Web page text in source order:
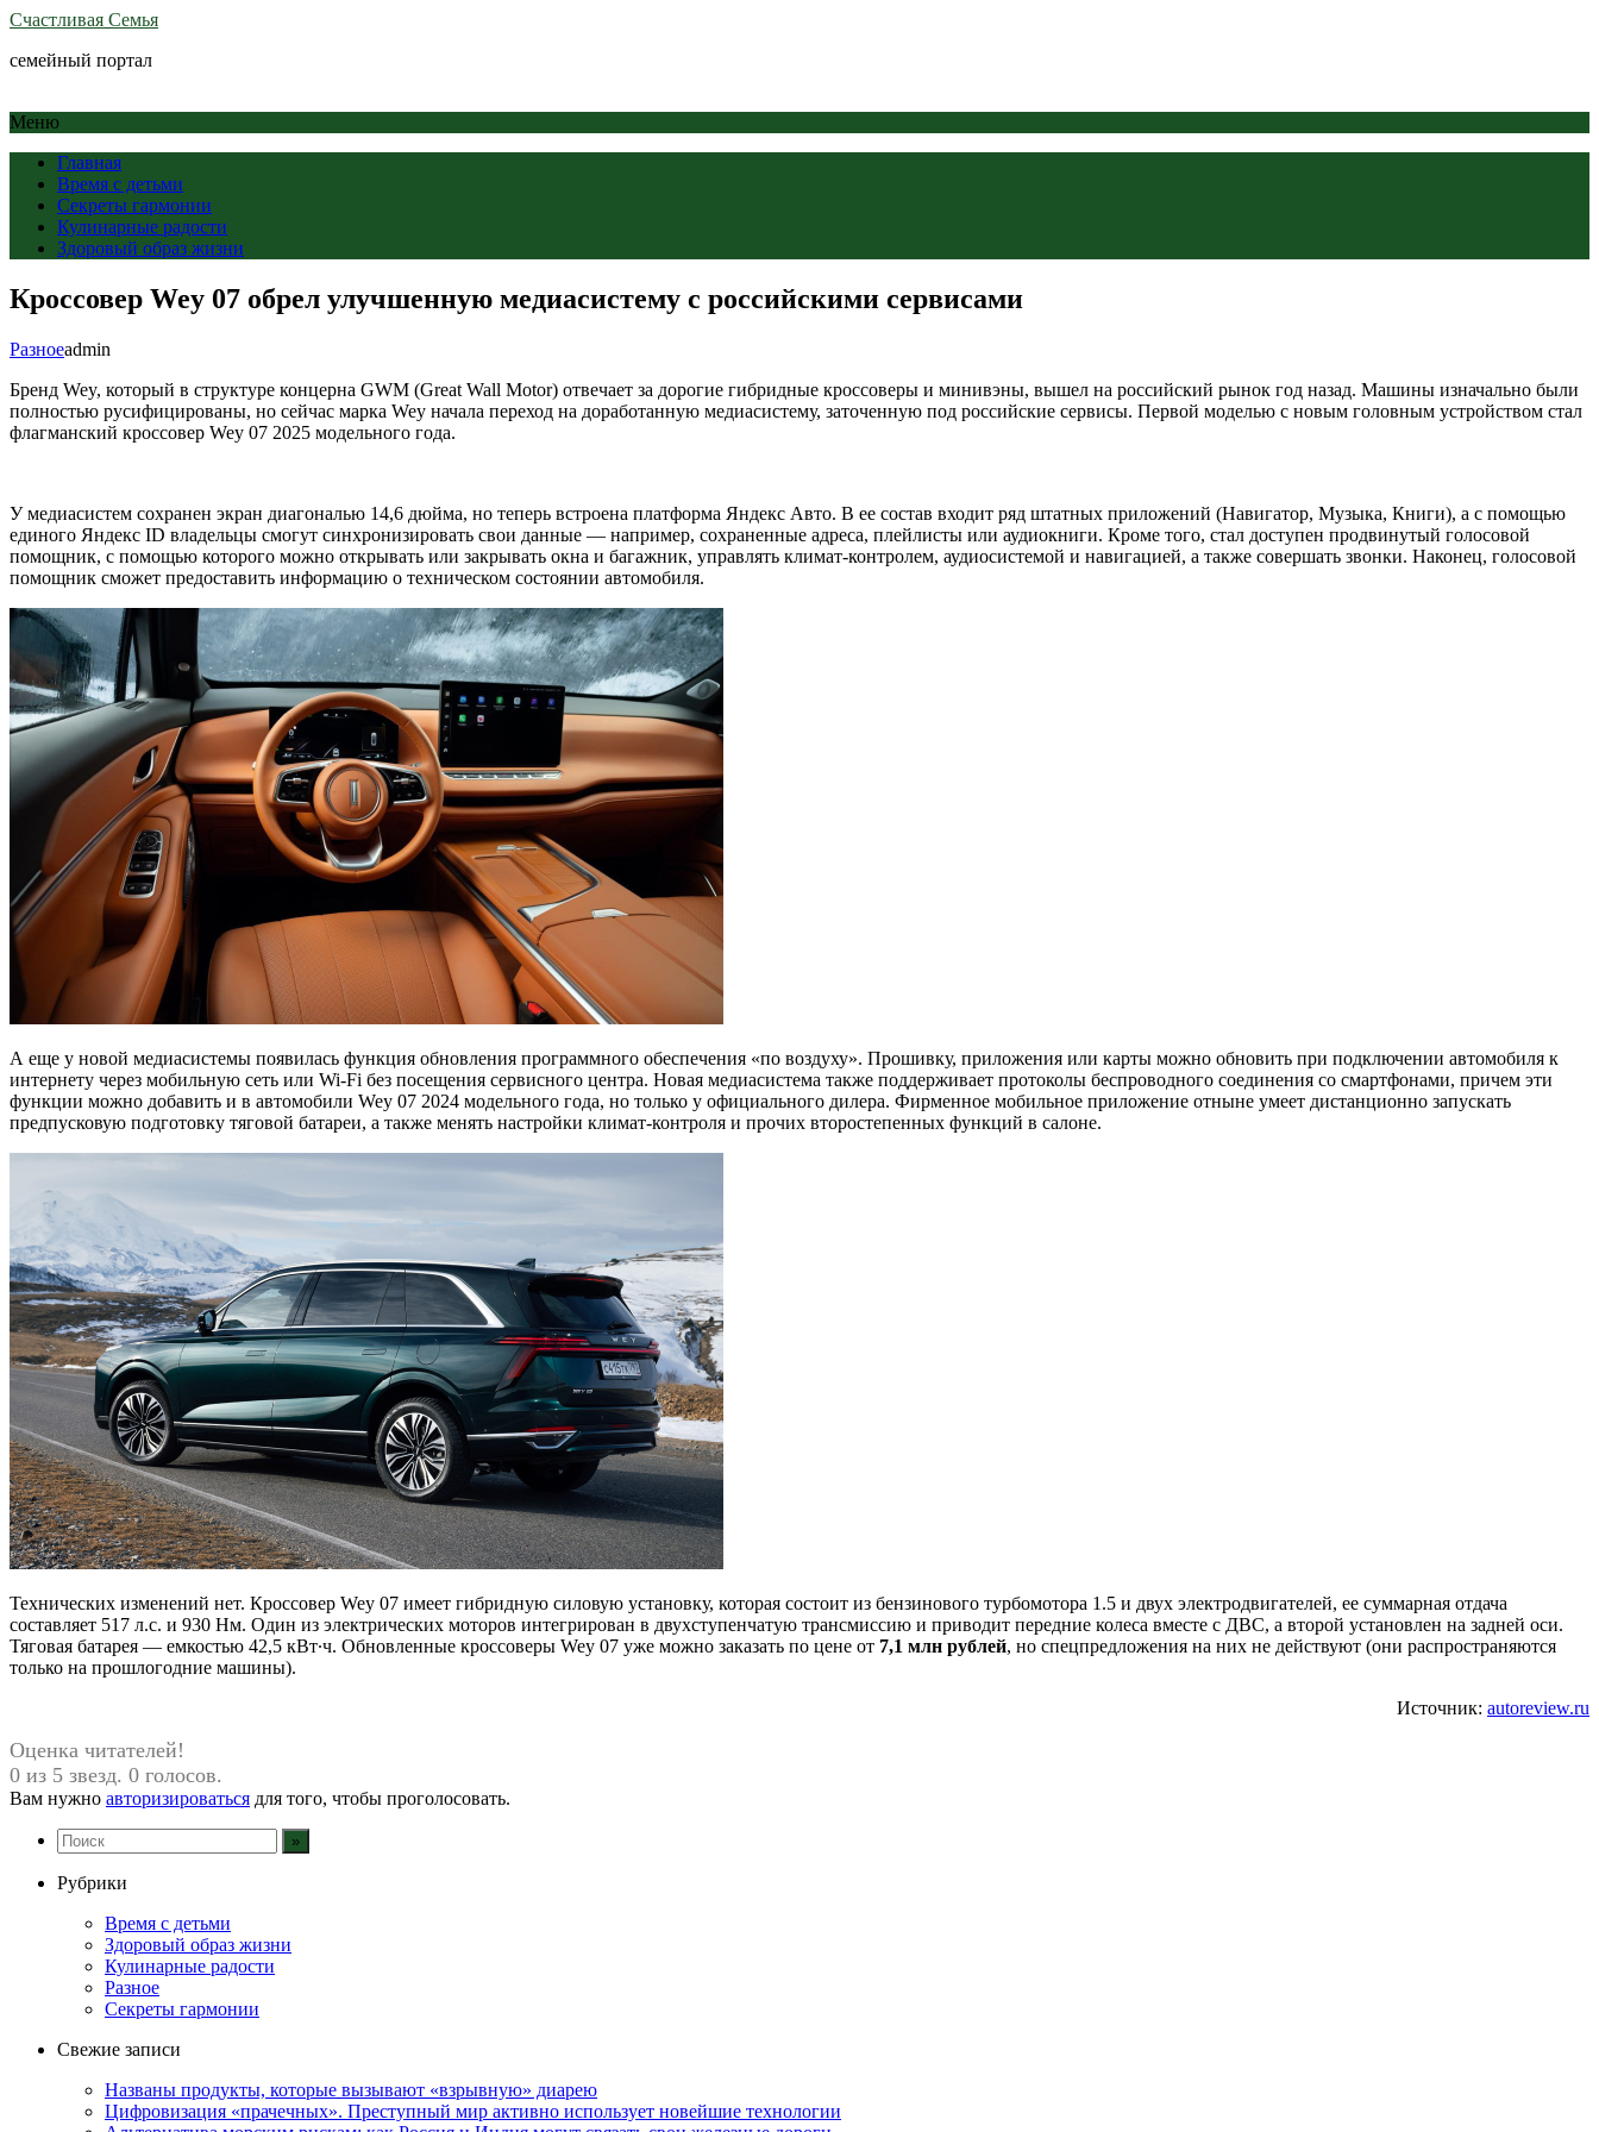
Счастливая Семья
семейный портал
Меню
Главная
Время с детьми
Секреты гармонии
Кулинарные радости
Здоровый образ жизни
Кроссовер Wey 07 обрел улучшенную медиасистему с российскими сервисами
Разноеadmin
Бренд Wey, который в структуре концерна GWM (Great Wall Motor) отвечает за дорогие гибридные кроссоверы и минивэны, вышел на российский рынок год назад. Машины изначально были
полностью русифицированы, но сейчас марка Wey начала переход на доработанную медиасистему, заточенную под российские сервисы. Первой моделью с новым головным устройством стал
флагманский кроссовер Wey 07 2025 модельного года.
У медиасистем сохранен экран диагональю 14,6 дюйма, но теперь встроена платформа Яндекс Авто. В ее состав входит ряд штатных приложений (Навигатор, Музыка, Книги), а с помощью
единого Яндекс ID владельцы смогут синхронизировать свои данные — например, сохраненные адреса, плейлисты или аудиокниги. Кроме того, стал доступен продвинутый голосовой
помощник, с помощью которого можно открывать или закрывать окна и багажник, управлять климат-контролем, аудиосистемой и навигацией, а также совершать звонки. Наконец, голосовой
помощник сможет предоставить информацию о техническом состоянии автомобиля.
А еще у новой медиасистемы появилась функция обновления программного обеспечения «по воздуху». Прошивку, приложения или карты можно обновить при подключении автомобиля к
интернету через мобильную сеть или Wi-Fi без посещения сервисного центра. Новая медиасистема также поддерживает протоколы беспроводного соединения со смартфонами, причем эти
функции можно добавить и в автомобили Wey 07 2024 модельного года, но только у официального дилера. Фирменное мобильное приложение отныне умеет дистанционно запускать
предпусковую подготовку тяговой батареи, а также менять настройки климат-контроля и прочих второстепенных функций в салоне.
Технических изменений нет. Кроссовер Wey 07 имеет гибридную силовую установку, которая состоит из бензинового турбомотора 1.5 и двух электродвигателей, ее суммарная отдача
составляет 517 л.с. и 930 Нм. Один из электрических моторов интегрирован в двухступенчатую трансмиссию и приводит передние колеса вместе с ДВС, а второй установлен на задней оси.
Тяговая батарея — емкостью 42,5 кВт∙ч. Обновленные кроссоверы Wey 07 уже можно заказать по цене от 7,1 млн рублей, но спецпредложения на них не действуют (они распространяются
только на прошлогодние машины).
Источник: autoreview.ru
Оценка читателей!
0 из 5 звезд. 0 голосов.
Вам нужно авторизироваться для того, чтобы проголосовать.
Рубрики
Время с детьми
Здоровый образ жизни
Кулинарные радости
Разное
Секреты гармонии
Свежие записи
Названы продукты, которые вызывают «взрывную» диарею
Цифровизация «прачечных». Преступный мир активно использует новейшие технологии